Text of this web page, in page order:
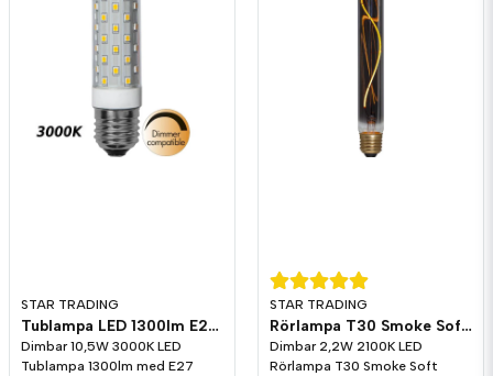
STAR TRADING
Tublampa LED 1300lm E27 3000K Dim
Dimbar 10,5W 3000K LED
Tublampa 1300lm med E27
STAR TRADING
Rörlampa T30 Smoke Soft Glow LED 50lm E27 2100K Dim
Dimbar 2,2W 2100K LED
Rörlampa T30 Smoke Soft